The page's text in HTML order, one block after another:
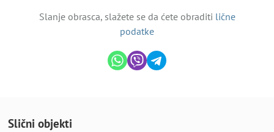
Slanje obrasca, slažete se da ćete obraditi lične
podatke
Slični objekti